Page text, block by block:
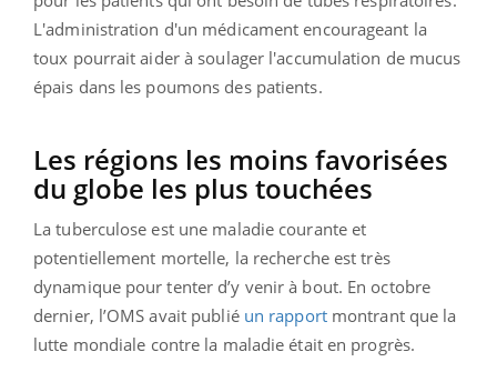
L'administration d'un médicament encourageant la
toux pourrait aider à soulager l'accumulation de mucus
épais dans les poumons des patients.
Les régions les moins favorisées
du globe les plus touchées
La tuberculose est une maladie courante et
potentiellement mortelle, la recherche est très
dynamique pour tenter d’y venir à bout. En octobre
dernier, l’OMS avait publié un rapportmontrant que la
lutte mondiale contre la maladie était en progrès.